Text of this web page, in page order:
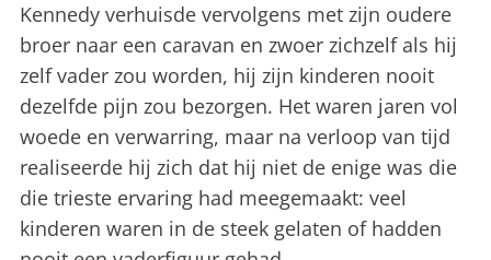
Kennedy verhuisde vervolgens met zijn oudere
broer naar een caravan en zwoer zichzelf als hij
zelf vader zou worden, hij zijn kinderen nooit
dezelfde pijn zou bezorgen. Het waren jaren vol
woede en verwarring, maar na verloop van tijd
realiseerde hij zich dat hij niet de enige was die
die trieste ervaring had meegemaakt: veel
kinderen waren in de steek gelaten of hadden